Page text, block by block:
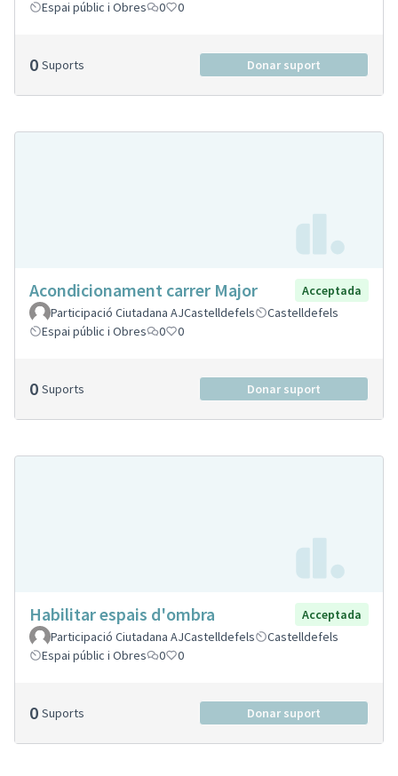
Espai públic i Obres
0 0
0 Suports Donar suport
Acondicionament carrer Major
Acceptada
Participació Ciutadana AJCastelldefels
Castelldefels
Espai públic i Obres
0 0
0 Suports Donar suport
Habilitar espais d'ombra
Acceptada
Participació Ciutadana AJCastelldefels
Castelldefels
Espai públic i Obres
0 0
0 Suports Donar suport